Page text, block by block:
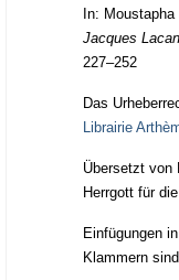
In:
Jac­ques
227–252
Das
Librai­rie
Über­setzt von
Herr­gott für
Ein­fü­gun­gen
Klam­mern